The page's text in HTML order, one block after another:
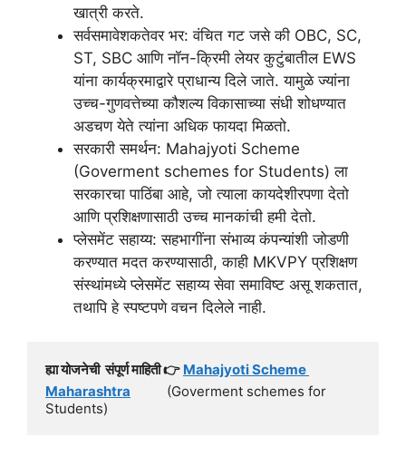
खात्री करते.
सर्वसमावेशकतेवर भर: वंचित गट जसे की OBC, SC,
ST, SBC आणि नॉन-क्रिमी लेयर कुटुंबातील EWS
यांना कार्यक्रमाद्वारे प्राधान्य दिले जाते. यामुळे ज्यांना
उच्च-गुणवत्तेच्या कौशल्य विकासाच्या संधी शोधण्यात
अडचण येते त्यांना अधिक फायदा मिळतो.
सरकारी समर्थन: Mahajyoti Scheme
(Goverment schemes for Students) ला
सरकारचा पाठिंबा आहे, जो त्याला कायदेशीरपणा देतो
आणि प्रशिक्षणासाठी उच्च मानकांची हमी देतो.
प्लेसमेंट सहाय्य: सहभागींना संभाव्य कंपन्यांशी जोडणी
करण्यात मदत करण्यासाठी, काही MKVPY प्रशिक्षण
संस्थांमध्ये प्लेसमेंट सहाय्य सेवा समाविष्ट असू शकतात,
तथापि हे स्पष्टपणे वचन दिलेले नाही.
ह्या योजनेची  संपूर्ण माहिती 👉 Mahajyoti Scheme
Maharashtra
          (Goverment schemes for
Students)